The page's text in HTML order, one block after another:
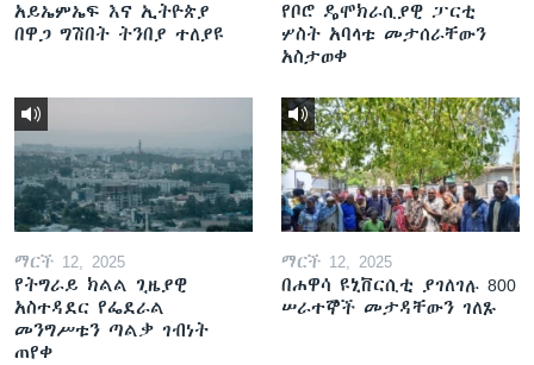
አይኤምኤፍ እና ኢትዮጵያ
በዋጋ ግሽበት ትንበያ ተለያዩ
የቦሮ ዴሞክራሲያዊ ፓርቲ
ሦስት አባላቱ መታሰራቸውን
አስታወቀ
ማርች 12, 2025
የትግራይ ክልል ጊዜያዊ
አስተዳደር የፌደራል
መንግሥቱን ጣልቃ ገብነት
ጠየቀ
ማርች 12, 2025
በሐዋሳ ዩኒቨርሲቲ ያገለገሉ 800
ሠራተኞች መታዳቸውን ገለጹ